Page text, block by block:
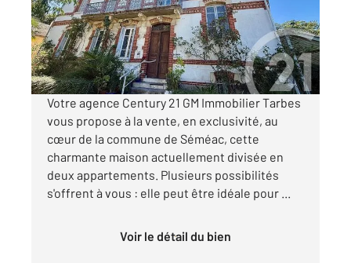
Maison à vendre
399 000 €
Visiter le site dédié
Votre agence Century 21 GM Immobilier Tarbes
vous propose à la vente, en exclusivité, au
cœur de la commune de Séméac, cette
charmante maison actuellement divisée en
deux appartements. Plusieurs possibilités
s'offrent à vous : elle peut être idéale pour ...
Voir le détail du bien